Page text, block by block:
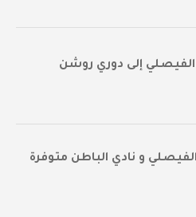
الفيصلي إلى دوري روشن
الفيصلي و نادي الباطن متوفرة